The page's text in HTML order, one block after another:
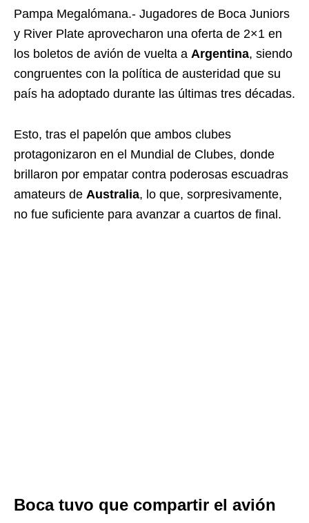
Pampa Megalómana.- Jugadores de Boca Juniors
y River Plate aprovecharon una oferta de 2×1 en
los boletos de avión de vuelta a Argentina, siendo
congruentes con la política de austeridad que su
país ha adoptado durante las últimas tres décadas.
Esto, tras el papelón que ambos clubes
protagonizaron en el Mundial de Clubes, donde
brillaron por empatar contra poderosas escuadras
amateurs de Australia, lo que, sorpresivamente,
no fue suficiente para avanzar a cuartos de final.
Boca tuvo que compartir el avión